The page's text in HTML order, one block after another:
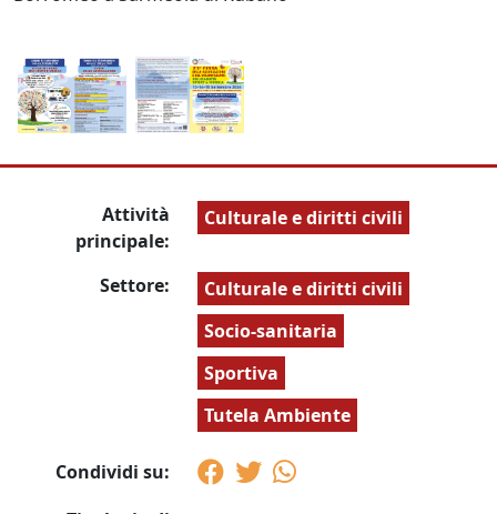
Attività
principale:
Culturale e diritti civili
Settore:
Culturale e diritti civili
Socio-sanitaria
Sportiva
Tutela Ambiente
Condividi su: